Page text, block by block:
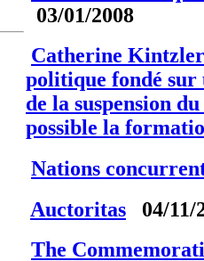
03/01/2008
Catherine
politique fondé sur
de la suspension
possible la
Nations
Auctoritas
04/11/
The